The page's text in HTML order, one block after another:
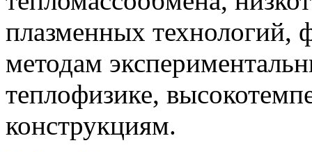
плазменных технологий,
методам
теплофизике,
конструкциям.